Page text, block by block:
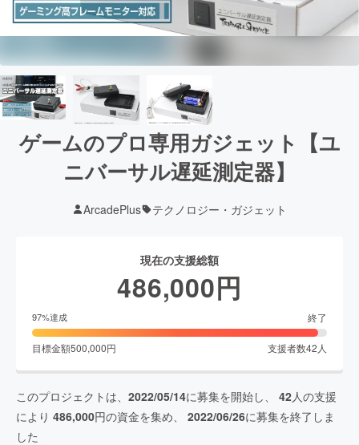
ゲームのプロ専用ガジェット【ユ
ニバーサル遅延測定器】
ArcadePlus テクノロジー・ガジェット
現在の支援総額
486,000円
97%達成 終了
目標金額500,000円 支援者数42 人
このプロジェクトは、 2022/05/14に募集を開始し、 42人の支援
により 486,000円の資金を集め、 2022/06/26に募集を終了しま
した